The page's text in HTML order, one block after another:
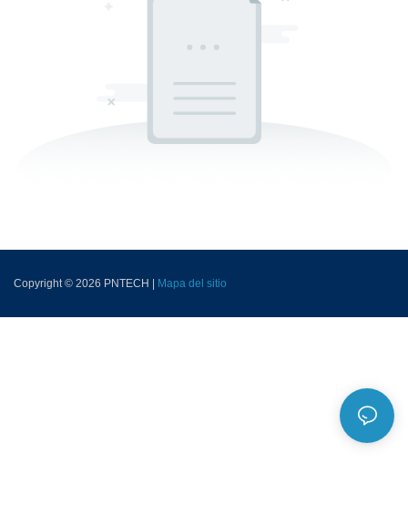
Copyright © 2026 PNTECH | Mapa del sitio